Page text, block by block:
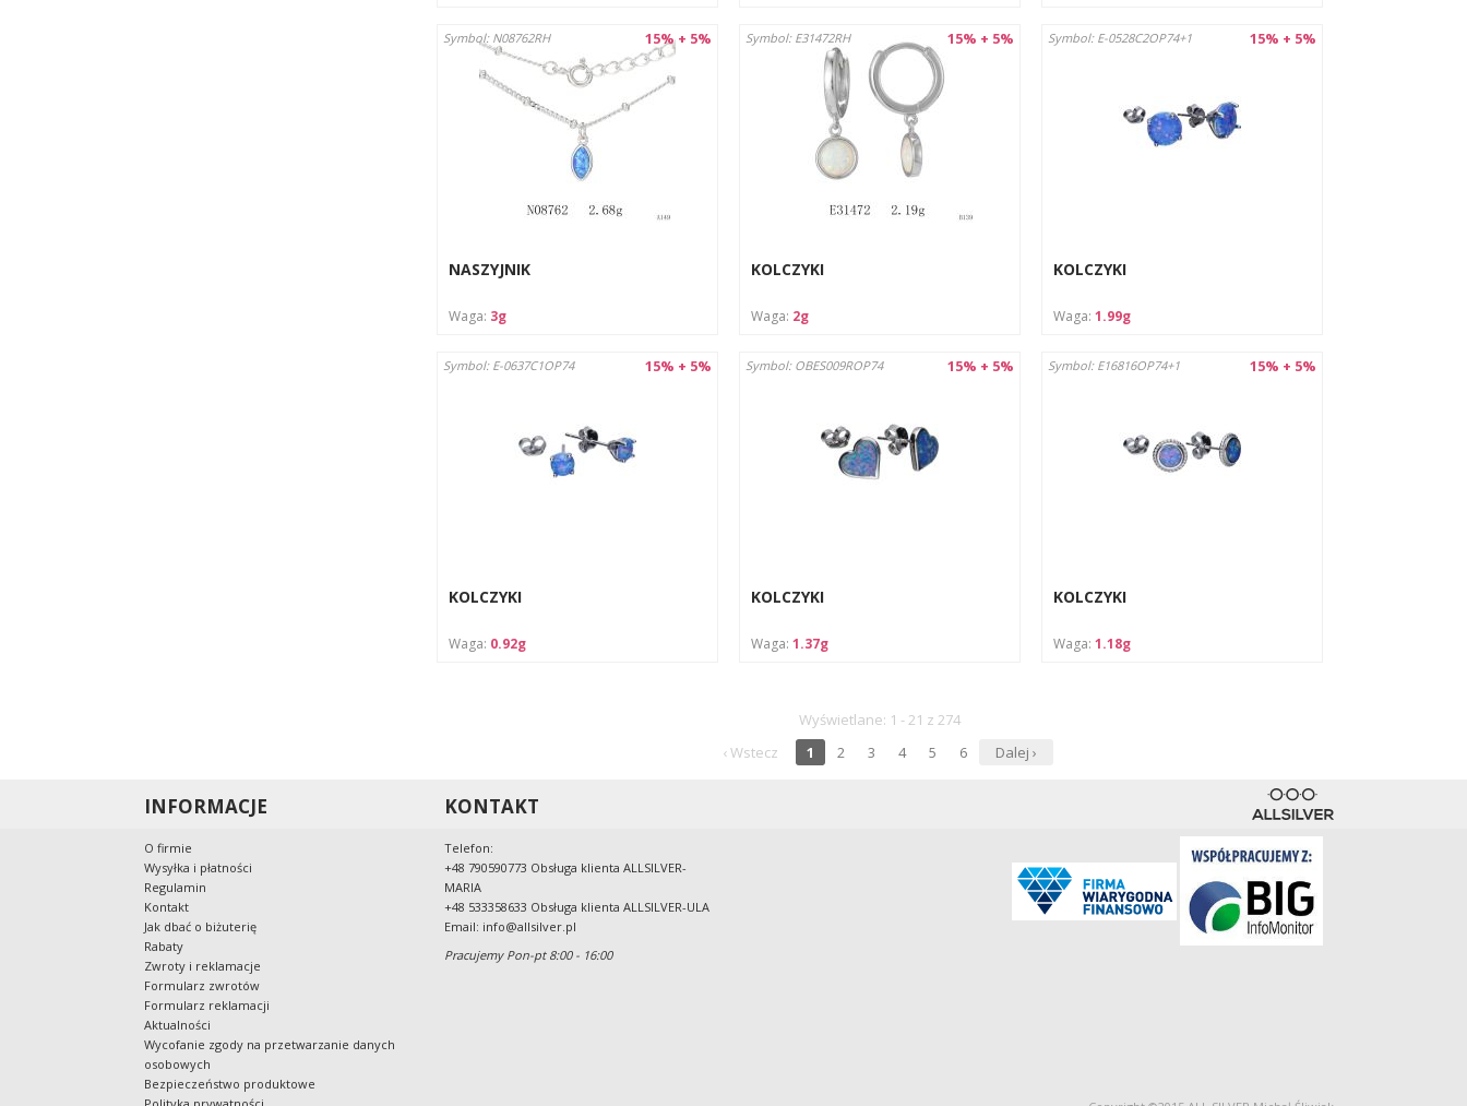
15% + 5%
Symbol: N08762RH
NASZYJNIK
Waga: 3g
15% + 5%
Symbol: E31472RH
KOLCZYKI
Waga: 2g
15% + 5%
Symbol: E-0528C2OP74+1
KOLCZYKI
Waga: 1.99g
15% + 5%
Symbol: E-0637C1OP74
KOLCZYKI
Waga: 0.92g
15% + 5%
Symbol: OBES009ROP74
KOLCZYKI
Waga: 1.37g
15% + 5%
Symbol: E16816OP74+1
KOLCZYKI
Waga: 1.18g
Wyświetlane: 1 - 21 z 274
‹ Wstecz
1 2 3 4 5 6 Dalej ›
INFORMACJE
O firmie
Wysyłka i płatności
Regulamin
Kontakt
Jak dbać o biżuterię
Rabaty
Zwroty i reklamacje
Formularz zwrotów
Formularz reklamacji
Aktualności
Wycofanie zgody na przetwarzanie danych
osobowych
Bezpieczeństwo produktowe
KONTAKT
Telefon:
+48 790590773 Obsługa klienta ALLSILVER-
MARIA
+48 533358633 Obsługa klienta ALLSILVER-ULA
Email: info@allsilver.pl
Pracujemy Pon-pt 8:00 - 16:00